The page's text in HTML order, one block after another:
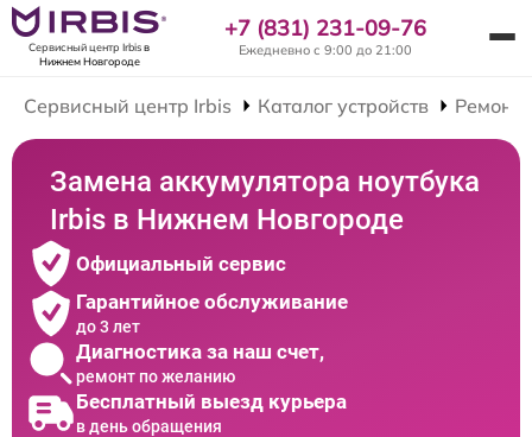
Сервисный центр Irbisв
Нижнем Новгороде
+7 (831) 231-09-76
Ежедневно с 9:00 до 21:00
Сервисный центр Irbis Каталог устройств Ремонт
Замена аккумулятора ноутбука
Irbis в Нижнем Новгороде
Официальный сервис
Гарантийное обслуживание
до 3 лет
Диагностика за наш счет,
ремонт по желанию
Бесплатный выезд курьера
в день обращения